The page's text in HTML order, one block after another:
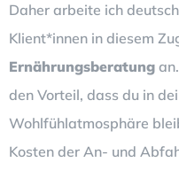
Daher arbeite ich
Klient*innen in diesem
Ernährungsberatung
den Vorteil, dass du in
Wohlfühlatmosphäre
Kosten der An- und